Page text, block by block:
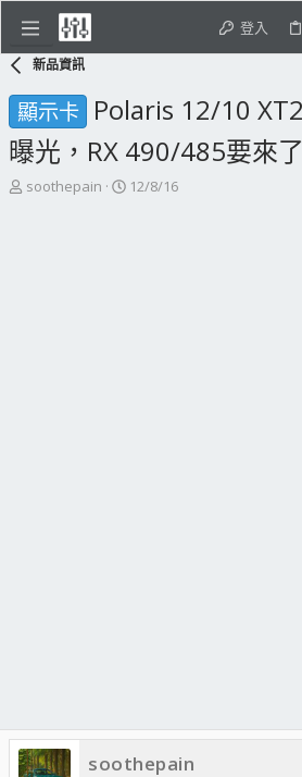
登入
新品資訊
顯示卡 Polaris 12/10
曝光，RX 490/485要來
主
soothepain
開
12/8/16
soothepain